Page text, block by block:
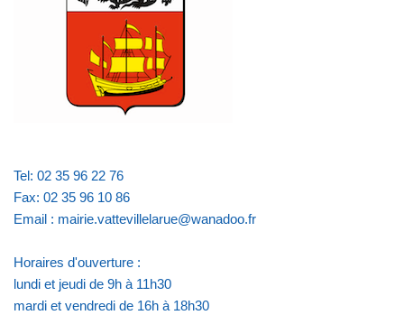
Tel: 02 35 96 22 76
Fax: 02 35 96 10 86
Email : mairie.vattevillelarue@wanadoo.fr
Horaires d'ouverture :
lundi et jeudi de 9h à 11h30
mardi et vendredi de 16h à 18h30